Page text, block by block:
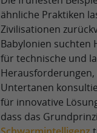
ähnliche Praktiken
Zivilisationen
Babylonien suchten
für technische und
Untertanen
für innovative
dass das